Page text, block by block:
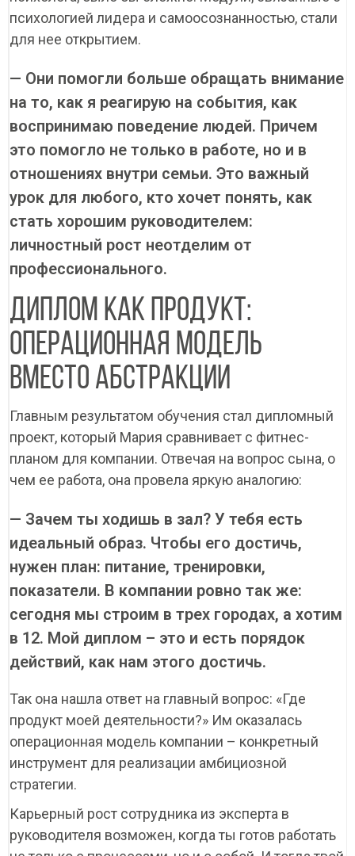
психологией лидера и самоосознанностью, стали
для нее открытием.
— Они помогли больше обращать внимание
на то, как я реагирую на события, как
воспринимаю поведение людей. Причем
это помогло не только в работе, но и в
отношениях внутри семьи. Это важный
урок для любого, кто хочет понять, как
стать хорошим руководителем:
личностный рост неотделим от
профессионального.
ДИПЛОМ КАК ПРОДУКТ:
ОПЕРАЦИОННАЯ МОДЕЛЬ
ВМЕСТО АБСТРАКЦИИ
Главным результатом обучения стал дипломный
проект, который Мария сравнивает с фитнес-
планом для компании. Отвечая на вопрос сына, о
чем ее работа, она провела яркую аналогию:
— Зачем ты ходишь в зал? У тебя есть
идеальный образ. Чтобы его достичь,
нужен план: питание, тренировки,
показатели. В компании ровно так же:
сегодня мы строим в трех городах, а хотим
в 12. Мой диплом – это и есть порядок
действий, как нам этого достичь.
Так она нашла ответ на главный вопрос: «Где
продукт моей деятельности?» Им оказалась
операционная модель компании – конкретный
инструмент для реализации амбициозной
стратегии.
Карьерный рост сотрудника из эксперта в
руководителя возможен, когда ты готов работать
Оставить заявку на
Перезвоним вам в ближайшее время. Расскажем о
программах и условиях поступления. Ответим на ваши
Записаться на
консультацию
Оставьте свои контактные данные и мы свяжемся с Вами в
ближайшее время, ответим на все интересующие Вас
вопросы и проконсультируем по нашим программам
обучения
Оставить заявку на
Перезвоним вам в ближайшее время. Поделимся
Ваша заявка успешно отправлена!
Найти
Mini-MBA: Управление компанией
Школа продаж
Личная эффективность